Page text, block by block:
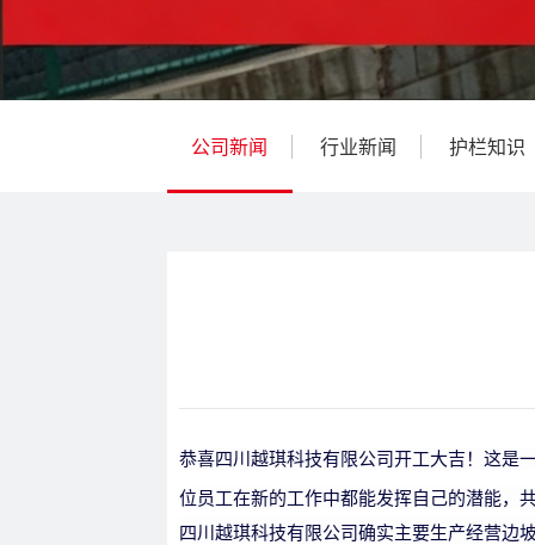
公司新闻 行业新闻 护栏知识
恭喜四川越琪科技有限公司开工大吉！这是
位员工在新的工作中都能发挥自己的潜能，
四川越琪科技有限公司确实主要生产经营边